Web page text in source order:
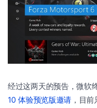
经过这两天的预告，微软
10 体验预览版邀请 ，目